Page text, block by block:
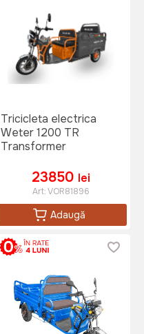
Tricicleta electrica
Weter 1200 TR
Transformer
23850 lei
Art:VOR81896
Adaugă